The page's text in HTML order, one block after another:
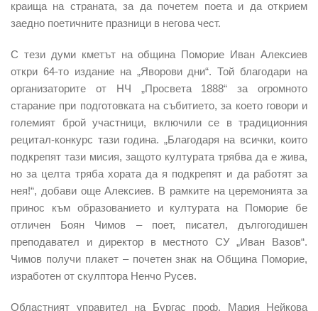
краища на страната, за да почетем поета и да открием
заедно поетичните празници в негова чест.
С тези думи кметът на община Поморие Иван Алексиев
откри 64-то издание на „Яворови дни“. Той благодари на
организаторите от НЧ „Просвета 1888“ за огромното
старание при подготовката на събитието, за което говори и
големият брой участници, включили се в традиционния
рецитал-конкурс тази година. „Благодаря на всички, които
подкрепят тази мисия, защото културата трябва да е жива,
но за целта тряба хората да я подкрепят и да работят за
нея!“, добави още Алексиев. В рамките на церемонията за
принос към образованието и културата на Поморие бе
отличен Боян Чимов – поет, писател, дългогодишен
преподавател и директор в местното СУ „Иван Вазов“.
Чимов получи плакет – почетен знак на Община Поморие,
изработен от скулптора Ненчо Русев.
Областният управител на Бургас проф. Мария Нейкова